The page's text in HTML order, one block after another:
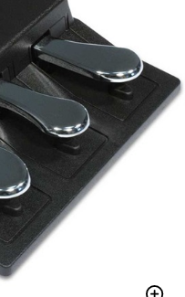
パーカッション
電子ピアノ
その他楽器